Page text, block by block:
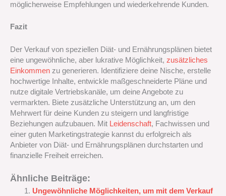
möglicherweise Empfehlungen und wiederkehrende Kunden.
Fazit
Der Verkauf von speziellen Diät- und Ernährungsplänen bietet
eine ungewöhnliche, aber lukrative Möglichkeit, zusätzliches
Einkommen zu generieren. Identifiziere deine Nische, erstelle
hochwertige Inhalte, entwickle maßgeschneiderte Pläne und
nutze digitale Vertriebskanäle, um deine Angebote zu
vermarkten. Biete zusätzliche Unterstützung an, um den
Mehrwert für deine Kunden zu steigern und langfristige
Beziehungen aufzubauen. Mit Leidenschaft, Fachwissen und
einer guten Marketingstrategie kannst du erfolgreich als
Anbieter von Diät- und Ernährungsplänen durchstarten und
finanzielle Freiheit erreichen.
Ähnliche Beiträge:
Ungewöhnliche Möglichkeiten, um mit dem Verkauf